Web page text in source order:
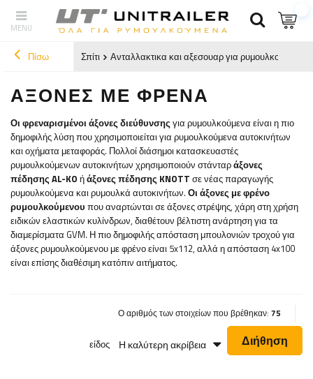
Πίσω Σπίτι Ανταλλακτικα και αξεσουαρ για ρυμουλκουμενα
ΆΞΟΝΕΣ ΜΕ ΦΡΈΝΑ
Οι φρεναρισμένοι άξονες διεύθυνσηςγια ρυμουλκούμενα είναι η πιο
δημοφιλής λύση που χρησιμοποιείται για ρυμουλκούμενα αυτοκινήτων
και οχήματα μεταφοράς. Πολλοί διάσημοι κατασκευαστές
ρυμουλκούμενων αυτοκινήτων χρησιμοποιούν στάνταράξονες
πέδησης AL-KO ήάξονες πέδησης KNOTT σε νέας παραγωγής
ρυμουλκούμενα και ρυμουλκά αυτοκινήτων. Οι άξονες με φρένο
ρυμουλκούμενου που αναρτώνται σε άξονες στρέψης, χάρη στη χρήση
ειδικών ελαστικών κυλίνδρων, διαθέτουν βέλτιστη ανάρτηση για τα
διαμερίσματα GVM. Η πιο δημοφιλής απόσταση μπουλονιών τροχού για
άξονες ρυμουλκούμενου με φρένο είναι 5x112, αλλά η απόσταση 4x100
είναι επίσης διαθέσιμη κατόπιν αιτήματος.
Ο αριθμός των στοιχείων που βρέθηκαν: 75
είδος Η καλύτερη ακρίβεια Διήθηση